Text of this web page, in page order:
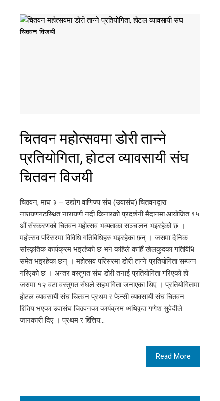
चितवन महोत्सवमा डोरी तान्ने
प्रतियोगिता, होटल व्यावसायी संघ
चितवन विजयी
चितवन, माघ ३ – उद्योग वाणिज्य संघ (उवासंघ) चितवनद्वारा
नारायणगढस्थित नारायणी नदी किनारको प्रदर्शनी मैदानमा आयोजित १५
औं संस्करणको चितवन महोत्सव भव्यताका सञ्चालन भइरहेको छ ।
महोत्सव परिसरमा विविधि गतिबिधिहरु भइरहेका छन् । जसमा दैनिक
सांस्कृतिक कार्यक्रम भइरहेको छ भने कहिले काहिँ खेलकुदका गतिविधि
समेत भइरहेका छन् । महोत्सव परिसरमा डोरी तान्ने प्रतियोगिता सम्पन्न
गरिएको छ । अन्तर वस्तुगत संघ डोरी तनाई प्रतियोगिता गरिएको हो ।
जसमा १२ वटा वस्तुगत संघले सहभागिता जनाएका थिए । प्रतियोगितामा
होटल व्यावसायी संघ चितवन प्रथम र फेन्सी व्यावसायी संघ चितवन
द्दित्तिय भएका उवासंघ चितवनका कार्यक्रम अधिकृत गणेश सुवेदीले
जानकारी दिए । प्रथम र द्दित्तिय…
Read More